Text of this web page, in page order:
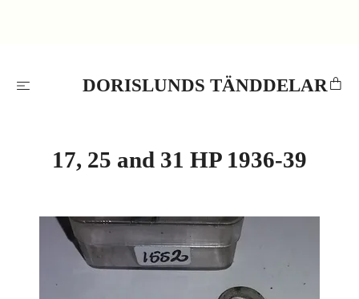
DORISLUNDS TÄNDDELAR
17, 25 and 31 HP 1936-39